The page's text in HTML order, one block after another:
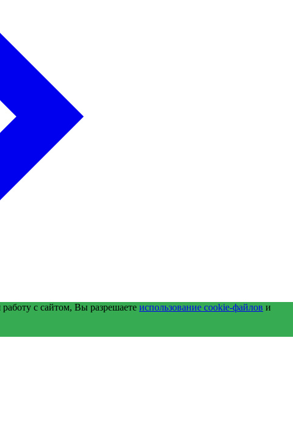
с сайтом, Вы разрешаете использование cookie-файлов и